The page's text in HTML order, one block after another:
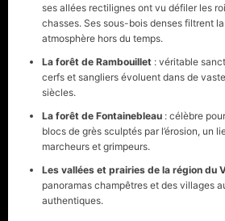
ses allées rectilignes ont vu défiler les
chasses. Ses sous-bois denses filtrent
atmosphère hors du temps.
La forêt de Rambouillet : véritable
cerfs et sangliers évoluent dans de
siècles.
La forêt de Fontainebleau : célèbre
blocs de grès sculptés par l’érosion, un
marcheurs et grimpeurs.
Les vallées et prairies de la région du
panoramas champêtres et des villages
authentiques.